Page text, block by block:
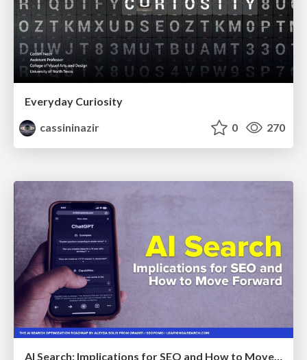
Everyday Curiosity
cassininazir
0 270
AI Search: Implications for SEO and How to Move Forward - #ShenzhenSEOConference